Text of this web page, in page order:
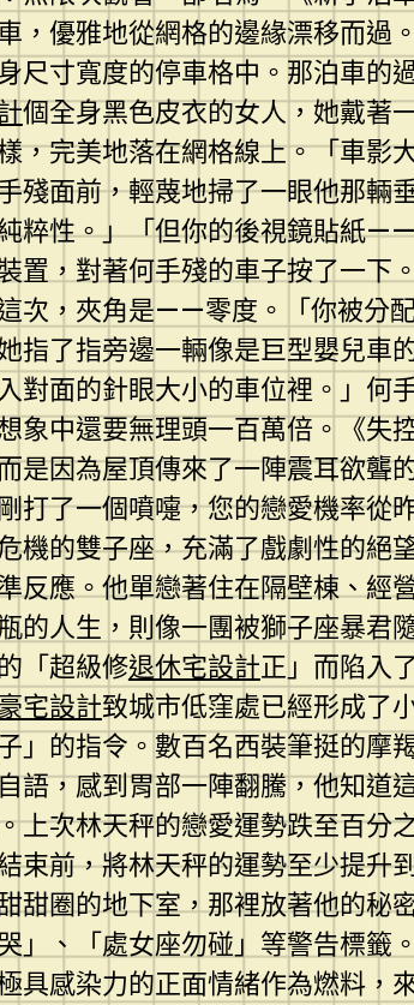
，優雅地從網格的邊緣漂移而
尺寸寬度的停車格中。那泊車的
個全身黑色皮衣的女人，她戴著
，完美地落在網格線上。「車影
殘面前，輕蔑地掃了一眼他那
粹性。」「但你的後視鏡貼紙
置，對著何手殘的車子按了一下
次，夾角是——零度。「你被分
指了指旁邊一輛像是巨型嬰兒車
對面的針眼大小的車位裡。」何
象中還要無理頭一百萬倍。《
是因為屋頂傳來了一陣震耳欲
打了一個噴嚏，您的戀愛機率
機的雙子座，充滿了戲劇性的
反應。他單戀著住在隔壁棟、
的人生，則像一團被獅子座暴君
「超級修退休宅設計正」而陷入
宅設計致城市低窪處已經形成了
」的指令。數百名西裝筆挺的
語，感到胃部一陣翻騰，他知
上次林天秤的戀愛運勢跌至百
束前，將林天秤的運勢至少提
甜圈的地下室，那裡放著他的
」、「處女座勿碰」等警告標
具感染力的正面情緒作為燃料